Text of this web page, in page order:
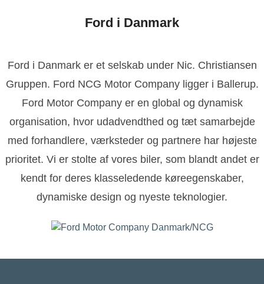
Ford i Danmark
Ford i Danmark er et selskab under Nic. Christiansen
Gruppen. Ford NCG Motor Company ligger i Ballerup.
Ford Motor Company er en global og dynamisk
organisation, hvor udadvendthed og tæt samarbejde
med forhandlere, værksteder og partnere har højeste
prioritet. Vi er stolte af vores biler, som blandt andet er
kendt for deres klasseledende køreegenskaber,
dynamiske design og nyeste teknologier.